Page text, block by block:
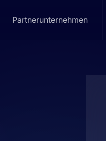
Partnerunternehmen